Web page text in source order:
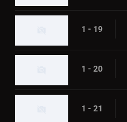
1 - 19
1 - 20
1 - 21